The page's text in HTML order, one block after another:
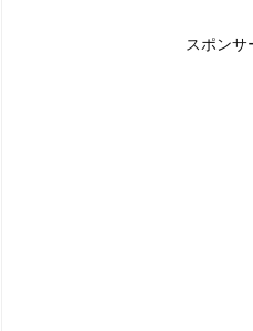
スポンサ